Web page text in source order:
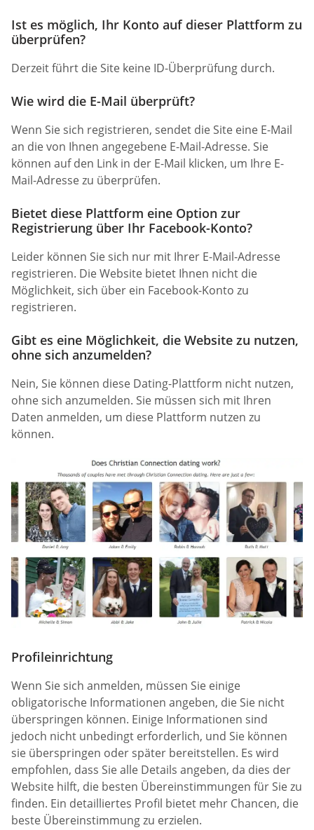
Ist es möglich, Ihr Konto auf dieser Plattform zu
überprüfen?
Derzeit führt die Site keine ID-Überprüfung durch.
Wie wird die E-Mail überprüft?
Wenn Sie sich registrieren, sendet die Site eine E-Mail
an die von Ihnen angegebene E-Mail-Adresse. Sie
können auf den Link in der E-Mail klicken, um Ihre E-
Mail-Adresse zu überprüfen.
Bietet diese Plattform eine Option zur
Registrierung über Ihr Facebook-Konto?
Leider können Sie sich nur mit Ihrer E-Mail-Adresse
registrieren. Die Website bietet Ihnen nicht die
Möglichkeit, sich über ein Facebook-Konto zu
registrieren.
Gibt es eine Möglichkeit, die Website zu nutzen,
ohne sich anzumelden?
Nein, Sie können diese Dating-Plattform nicht nutzen,
ohne sich anzumelden. Sie müssen sich mit Ihren
Daten anmelden, um diese Plattform nutzen zu
können.
Profileinrichtung
Wenn Sie sich anmelden, müssen Sie einige
obligatorische Informationen angeben, die Sie nicht
überspringen können. Einige Informationen sind
jedoch nicht unbedingt erforderlich, und Sie können
sie überspringen oder später bereitstellen. Es wird
empfohlen, dass Sie alle Details angeben, da dies der
Website hilft, die besten Übereinstimmungen für Sie zu
finden. Ein detailliertes Profil bietet mehr Chancen, die
beste Übereinstimmung zu erzielen.